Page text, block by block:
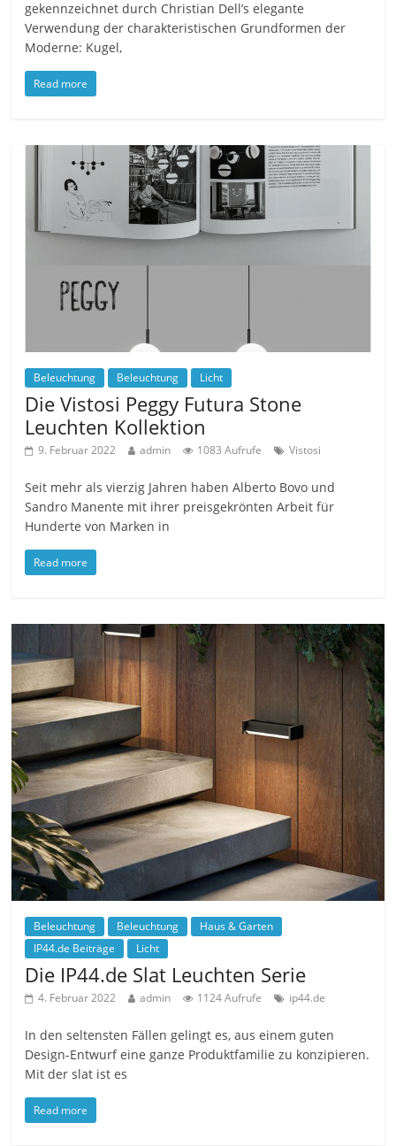
gekennzeichnet durch Christian Dell’s elegante
Verwendung der charakteristischen Grundformen der
Moderne: Kugel,
Read more
Beleuchtung Beleuchtung Licht
Die Vistosi Peggy Futura Stone
Leuchten Kollektion
9. Februar 2022 admin 1083 Aufrufe Vistosi
Seit mehr als vierzig Jahren haben Alberto Bovo und
Sandro Manente mit ihrer preisgekrönten Arbeit für
Hunderte von Marken in
Read more
Beleuchtung Beleuchtung
Haus & Garten
IP44.de Beiträge
Licht
Die IP44.de Slat Leuchten Serie
4. Februar 2022 admin 1124 Aufrufe ip44.de
In den seltensten Fällen gelingt es, aus einem guten
Design-Entwurf eine ganze Produktfamilie zu konzipieren.
Mit der slat ist es
Read more